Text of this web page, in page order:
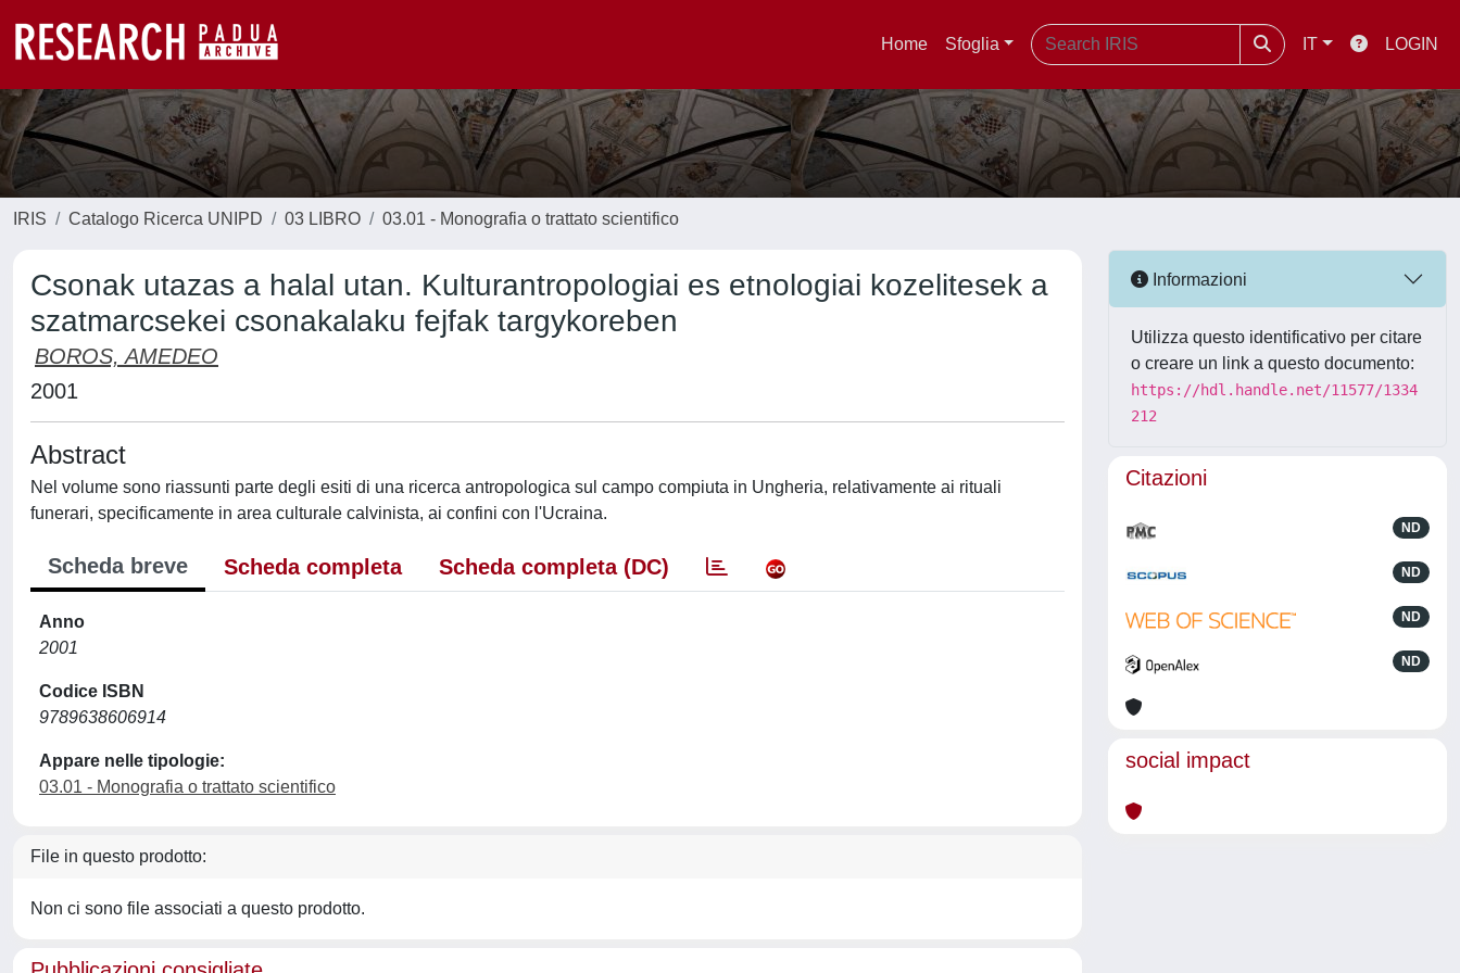
Home Sfoglia IT LOGIN
IRIS Catalogo Ricerca UNIPD 03 LIBRO 03.01 - Monografia o trattato scientifico
Csonak utazas a halal utan. Kulturantropologiai es etnologiai kozelitesek a
szatmarcsekei csonakalaku fejfak targykoreben
BOROS, AMEDEO
2001
Abstract
Nel volume sono riassunti parte degli esiti di una ricerca antropologica sul campo compiuta in Ungheria, relativamente ai rituali
funerari, specificamente in area culturale calvinista, ai confini con l'Ucraina.
Scheda breve Scheda completa Scheda completa (DC)
Anno
2001
Codice ISBN
9789638606914
Appare nelle tipologie:
03.01 - Monografia o trattato scientifico
File in questo prodotto:
Non ci sono file associati a questo prodotto.
Informazioni
Utilizza questo identificativo per citare
o creare un link a questo documento:
https://hdl.handle.net/11577/1334
212
Citazioni
ND
ND
ND
ND
social impact